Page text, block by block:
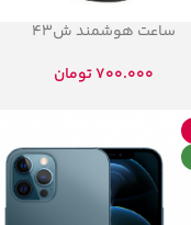
ساعت هوشمند ش43
700.000 تومان